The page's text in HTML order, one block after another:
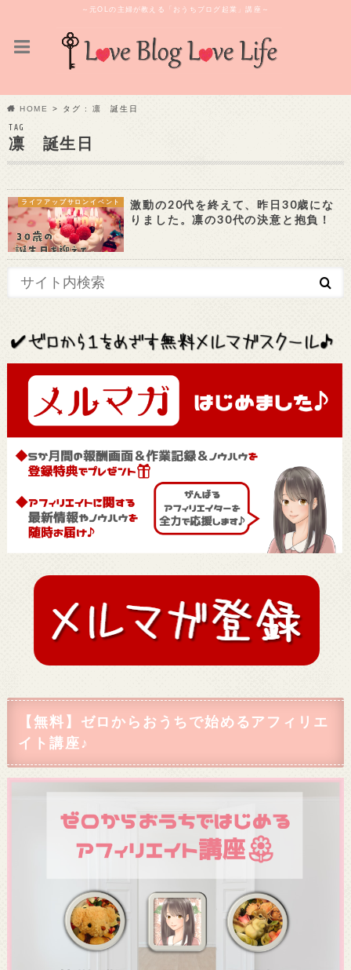
～元OLの主婦が教える「おうちブログ起業」講座～
HOME タグ : 凛 誕生日
TAG
凛 誕生日
ライフアップサロンイベント
激動の20代を終えて、昨日30歳にな
りました。凛の30代の決意と抱負！
【無料】ゼロからおうちで始めるアフィリエ
イト講座♪